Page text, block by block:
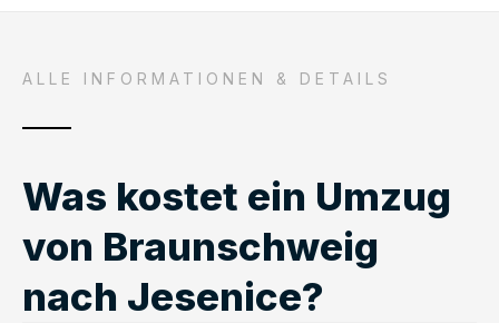
ALLE INFORMATIONEN & DETAILS
Was kostet ein Umzug
von Braunschweig
nach Jesenice?